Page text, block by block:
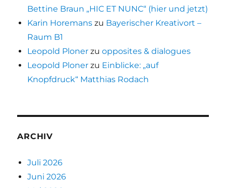
Bettine Braun „HIC ET NUNC“ (hier und jetzt)
Karin Horemans zu Bayerischer Kreativort –
Raum B1
Leopold Ploner zuopposites & dialogues
Leopold Ploner zu Einblicke: „auf
Knopfdruck“ Matthias Rodach
ARCHIV
Juli 2026
Juni 2026